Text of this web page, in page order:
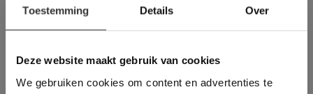
Toestemming Details Over
Deze website maakt gebruik van cookies
We gebruiken cookies om content en advertenties te
Deze website maakt
gebruik van cookies.
This Cookie Banner was deleted and is no
longer working. Please contact the website
administrator.